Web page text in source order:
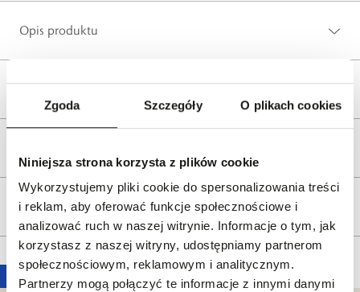
Zgoda Szczegóły O plikach cookies
Niniejsza strona korzysta z plików cookie
Wykorzystujemy pliki cookie do spersonalizowania treści
i reklam, aby oferować funkcje społecznościowe i
analizować ruch w naszej witrynie. Informacje o tym, jak
korzystasz z naszej witryny, udostępniamy partnerom
społecznościowym, reklamowym i analitycznym.
Partnerzy mogą połączyć te informacje z innymi danymi
Opis produktu
Wysyłka
Tagi